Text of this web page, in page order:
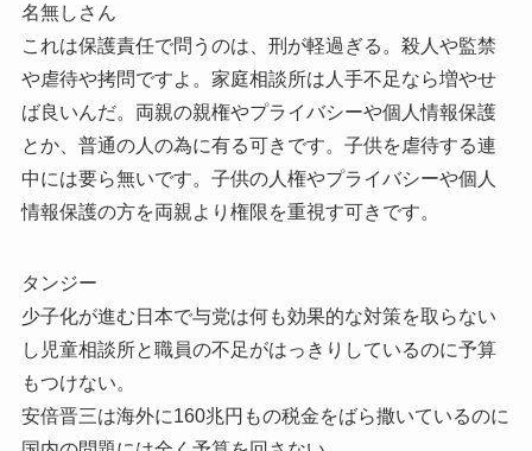
名無しさん
これは保護責任で問うのは、刑が軽過ぎる。殺人や監禁
や虐待や拷問ですよ。家庭相談所は人手不足なら増やせ
ば良いんだ。両親の親権やプライバシーや個人情報保護
とか、普通の人の為に有る可きです。子供を虐待する連
中には要ら無いです。子供の人権やプライバシーや個人
情報保護の方を両親より権限を重視す可きです。
タンジー
少子化が進む日本で与党は何も効果的な対策を取らない
し児童相談所と職員の不足がはっきりしているのに予算
もつけない。
安倍晋三は海外に160兆円もの税金をばら撒いているのに